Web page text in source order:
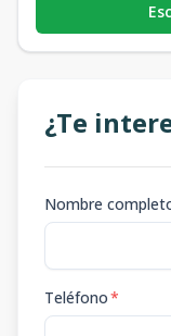
¿Te
Nombre
Teléfono*